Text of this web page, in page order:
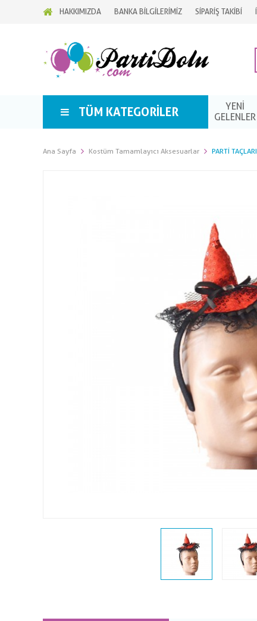
HAKKIMIZDA BANKA BİLGİLERİMİZ SİPARİŞ TAKİBİ
TÜM KATEGORILER
YENİ
GELENLER
Ana Sayfa Kostüm Tamamlayıcı Aksesuarlar PARTI TAÇLARI